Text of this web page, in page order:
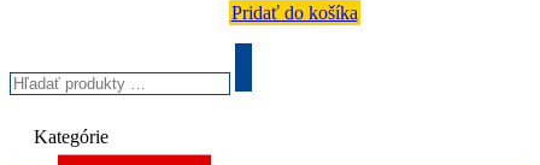
Pridať do košíka
produkty
…
Kategórie